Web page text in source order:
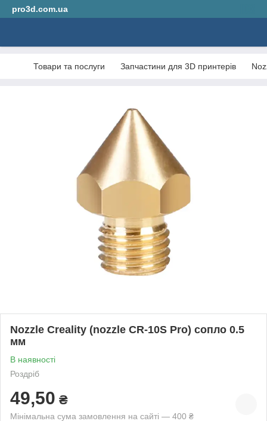
pro3d.com.ua
Товари та послуги Запчастини для 3D принтерів
Nozzle Creality (nozzle CR-10S Pro) сопло 0.5
мм
В наявності
Роздріб
49,50 ₴
Мінімальна сума замовлення на сайті — 400 ₴